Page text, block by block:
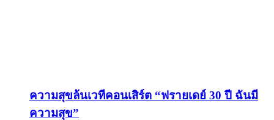
ความสุขล้นเวทีคอนเสิร์ต “ฟรายเดย์ 30 ปี ฉันมี
ความสุข”